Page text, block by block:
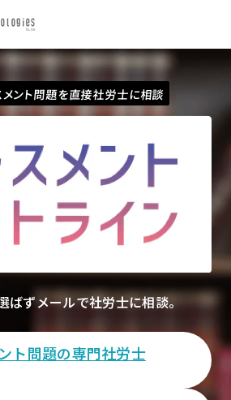
ント問題を直接社労士に相談
ばずメールで社労士に相談。
ト問題の専門社労士